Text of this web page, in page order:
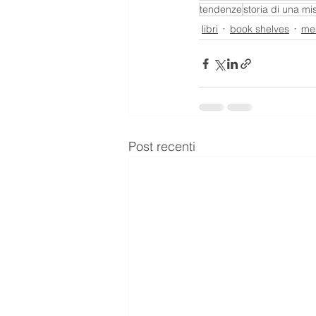
tendenzestoria di una
libri
book shelves
Post recenti